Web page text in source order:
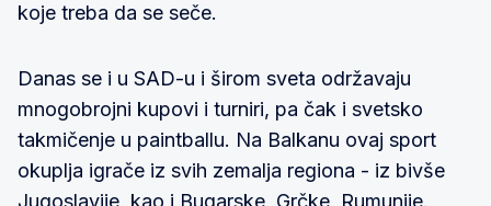
koje treba da se seče.
Danas se i u SAD-u i širom sveta održavaju
mnogobrojni kupovi i turniri, pa čak i svetsko
takmičenje u paintballu. Na Balkanu ovaj sport
okuplja igrače iz svih zemalja regiona - iz bivše